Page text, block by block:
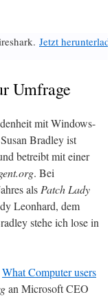
Jetzt
Umfrage
mit Windows-
Bradley ist
betreibt mit einer
. Bei
alsPatch Lady
Leonhard, dem
stehe ich lose in
What Computer users
an Microsoft CEO